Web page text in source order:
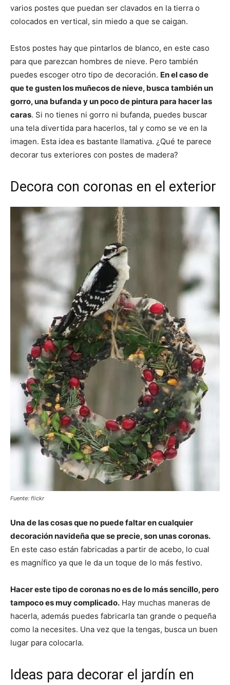
varios postes que puedan ser clavados en la tierra o
colocados en vertical, sin miedo a que se caigan.
Estos postes hay que pintarlos de blanco, en este caso
para que parezcan hombres de nieve. Pero también
puedes escoger otro tipo de decoración. En el caso de
que te gusten los muñecos de nieve, busca también un
gorro, una bufanda y un poco de pintura para hacer las
caras. Si no tienes ni gorro ni bufanda, puedes buscar
una tela divertida para hacerlos, tal y como se ve en la
imagen. Esta idea es bastante llamativa. ¿Qué te parece
decorar tus exteriores con postes de madera?
Decora con coronas en el exterior
Fuente: flickr
Una de las cosas que no puede faltar en cualquier
decoración navideña que se precie, son unas coronas.
En este caso están fabricadas a partir de acebo, lo cual
es magnífico ya que le da un toque de lo más festivo.
Hacer este tipo de coronas no es de lo más sencillo, pero
tampoco es muy complicado. Hay muchas maneras de
hacerla, además puedes fabricarla tan grande o pequeña
como la necesites. Una vez que la tengas, busca un buen
lugar para colocarla.
Ideas para decorar el jardín en